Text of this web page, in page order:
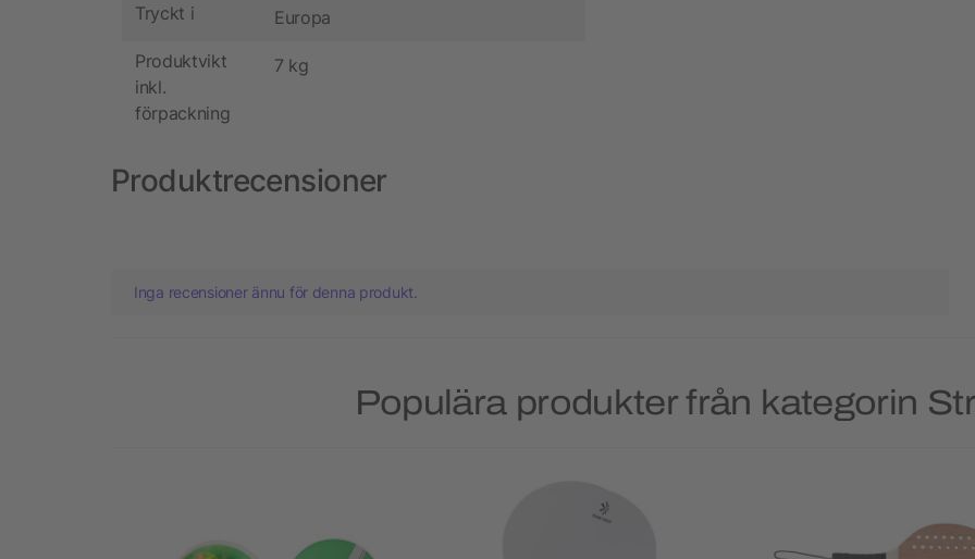
Tryckt i Europa
Produktvikt
inkl.
förpackning
7 kg
Produktrecensioner
Inga recensioner ännu för denna produkt.
Populära produkter från kategorin